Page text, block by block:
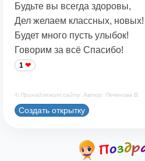
Будьте вы всегда здоровы,
Дел желаем классных, новых!
Будет много пусть улыбок!
Говорим за всё Спасибо!
1
© Принадлежит сайту. Автор: Печенова В.
Создать открытку